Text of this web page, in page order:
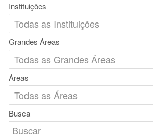
Instituições
Grandes Áreas
Áreas
Busca